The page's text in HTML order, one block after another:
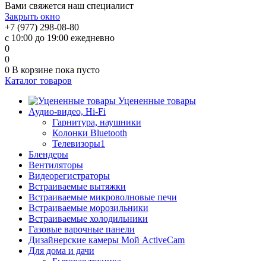
Вами свяжется наш специалист
Закрыть окно
+7 (977) 298-08-80
с 10:00 до 19:00 ежедневно
0
0
0 В корзине пока пусто
Каталог товаров
Уцененные товары
Аудио-видео, Hi-Fi
Гарнитура, наушники
Колонки Bluetooth
Телевизоры1
Блендеры
Вентиляторы
Видеорегистраторы
Встраиваемые вытяжки
Встраиваемые микроволновые печи
Встраиваемые морозильники
Встраиваемые холодильники
Газовые варочные панели
Дизайнерские камеры Мой ActiveCam
Для дома и дачи